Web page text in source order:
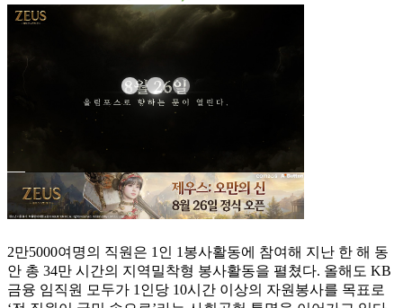
2만5000여명의 직원은 1인 1봉사활동에 참여해 지난 한 해 동
안 총 34만 시간의 지역밀착형 봉사활동을 펼쳤다. 올해도 KB
금융 임직원 모두가 1인당 10시간 이상의 자원봉사를 목표로